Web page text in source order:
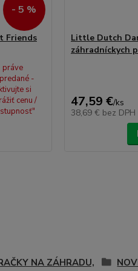
- 5 %
Friends
práve
-
si
cenu /
Little Dutch
záhradníckych
47,59 €/ks
38,69 € bez DPH
NA ZÁHRADU,